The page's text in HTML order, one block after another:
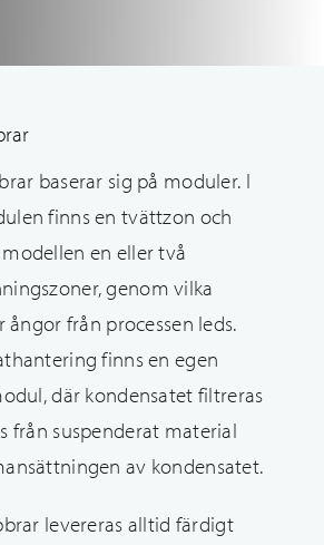
baserar sig på moduler. I
finns en tvättzon och
en eller två
genom vilka
ångor från processen leds.
finns en egen
där kondensatet filtreras
från suspenderat material
av kondensatet.
levereras alltid färdigt